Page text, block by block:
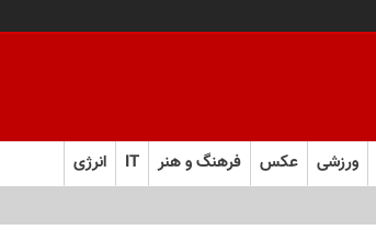
ورزشی عکس فرهنگ و هنر IT انرژی